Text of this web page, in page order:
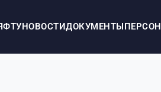
ФТУНОВОСТИДОКУМЕНТЫ